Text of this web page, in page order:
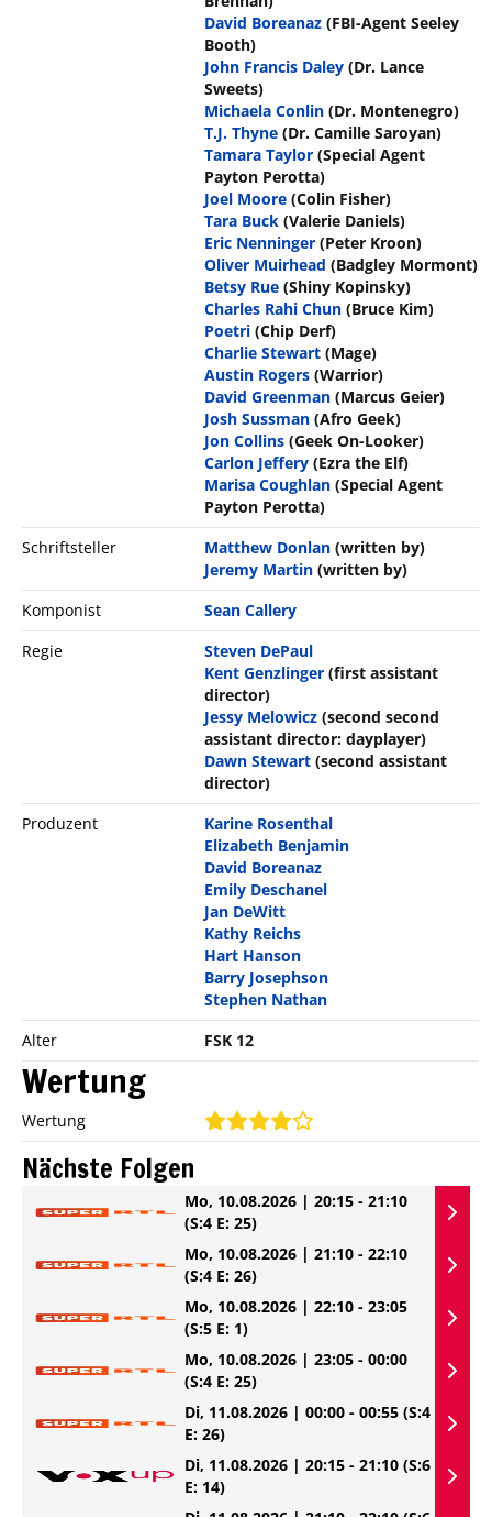
David Boreanaz (FBI-Agent Seeley
Booth)
John Francis Daley (Dr. Lance
Sweets)
Michaela Conlin (Dr. Montenegro)
T.J. Thyne (Dr. Camille Saroyan)
Tamara Taylor (Special Agent
Payton Perotta)
Joel Moore (Colin Fisher)
Tara Buck (Valerie Daniels)
Eric Nenninger (Peter Kroon)
Oliver Muirhead (Badgley Mormont)
Betsy Rue (Shiny Kopinsky)
Charles Rahi Chun (Bruce Kim)
Poetri (Chip Derf)
Charlie Stewart (Mage)
Austin Rogers (Warrior)
David Greenman (Marcus Geier)
Josh Sussman (Afro Geek)
Jon Collins (Geek On-Looker)
Carlon Jeffery (Ezra the Elf)
Marisa Coughlan (Special Agent
Payton Perotta)
Schriftsteller
Matthew Donlan (written by)
Jeremy Martin (written by)
Komponist
Sean Callery
Regie
Steven DePaul
Kent Genzlinger (first assistant
director)
Jessy Melowicz (second second
assistant director: dayplayer)
Dawn Stewart (second assistant
director)
Produzent
Karine Rosenthal
Elizabeth Benjamin
David Boreanaz
Emily Deschanel
Jan DeWitt
Kathy Reichs
Hart Hanson
Barry Josephson
Stephen Nathan
Alter
FSK 12
Wertung
Wertung
Nächste Folgen
Mo, 10.08.2026 | 20:15 - 21:10
(S:4 E: 25)
Mo, 10.08.2026 | 21:10 - 22:10
(S:4 E: 26)
Mo, 10.08.2026 | 22:10 - 23:05
(S:5 E: 1)
Mo, 10.08.2026 | 23:05 - 00:00
(S:4 E: 25)
Di, 11.08.2026 | 00:00 - 00:55 (S:4
E: 26)
Di, 11.08.2026 | 20:15 - 21:10 (S:6
E: 14)